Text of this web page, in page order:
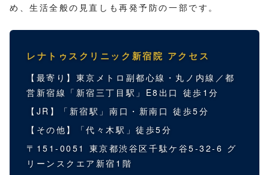
め、生活全般の見直しも再発予防の一部です。
レナトゥスクリニック新宿院 アクセス
【最寄り】東京メトロ副都心線・丸ノ内線／都
営新宿線「新宿三丁目駅」E8出口 徒歩1分
【JR】「新宿駅」南口・新南口 徒歩5分
【その他】「代々木駅」徒歩5分
〒151-0051 東京都渋谷区千駄ケ谷5-32-6 グ
リーンスクエア新宿1階